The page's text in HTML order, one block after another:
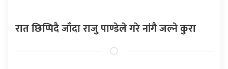
रात छिप्पिदै जाँदा राजु पाण्डेले गरे नांगै जल्ने कुरा